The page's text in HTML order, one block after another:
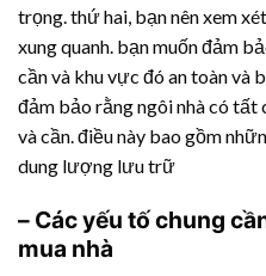
trọng. thứ hai, bạn nên xem
xung quanh. bạn muốn đảm
cần và khu vực đó an toàn và
đảm bảo rằng ngôi nhà có tất
và cần. điều này bao gồm
dung lượng lưu trữ
– Các yếu tố chung
mua nhà